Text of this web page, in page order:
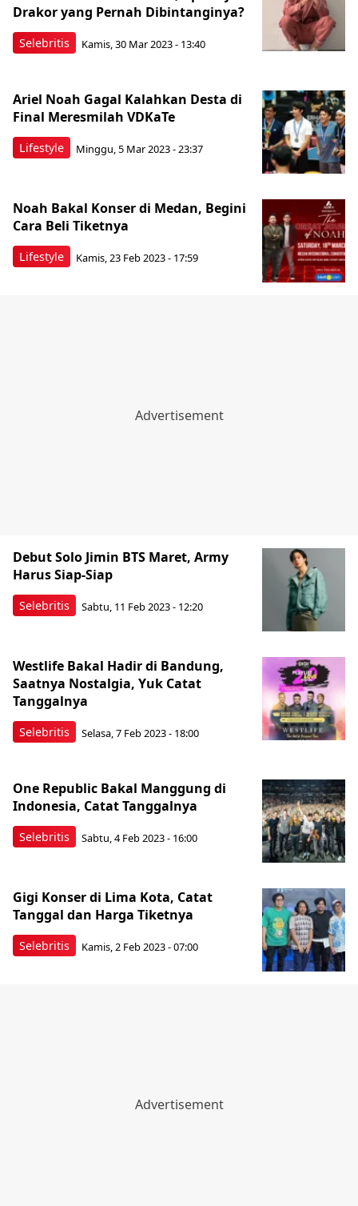
Selebritis
Drakor yang Pernah Dibintanginya?
Kamis, 30 Mar 2023 - 13:40
Lifestyle
Ariel Noah Gagal Kalahkan Desta di
Final Meresmilah VDKaTe
Minggu, 5 Mar 2023 - 23:37
Lifestyle
Noah Bakal Konser di Medan, Begini
Cara Beli Tiketnya
Kamis, 23 Feb 2023 - 17:59
Selebritis
Debut Solo Jimin BTS Maret, Army
Harus Siap-Siap
Sabtu, 11 Feb 2023 - 12:20
Selebritis
Westlife Bakal Hadir di Bandung,
Saatnya Nostalgia, Yuk Catat
Tanggalnya
Selasa, 7 Feb 2023 - 18:00
Selebritis
One Republic Bakal Manggung di
Indonesia, Catat Tanggalnya
Sabtu, 4 Feb 2023 - 16:00
Selebritis
Gigi Konser di Lima Kota, Catat
Tanggal dan Harga Tiketnya
Kamis, 2 Feb 2023 - 07:00